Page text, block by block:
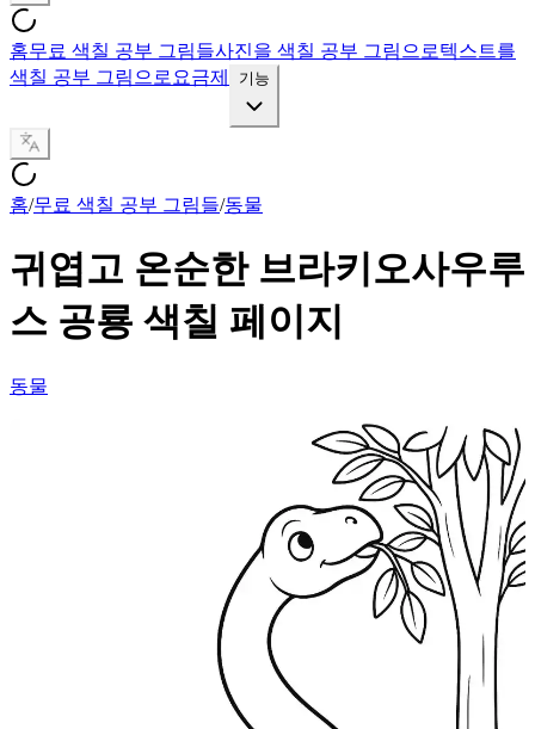
홈무료 색칠 공부 그림들사진을 색칠 공부 그림으로텍스트를
색칠 공부 그림으로 요금제 기능
홈/무료 색칠 공부 그림들/동물
귀엽고 온순한 브라키오사우루
스 공룡 색칠 페이지
동물